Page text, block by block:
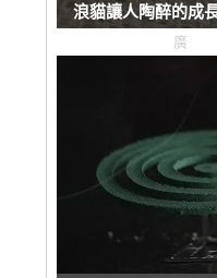
浪貓讓人陶醉的成